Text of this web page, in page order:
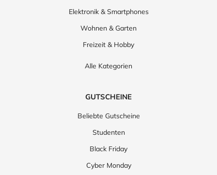
Elektronik & Smartphones
Wohnen & Garten
Freizeit & Hobby
Alle Kategorien
GUTSCHEINE
Beliebte Gutscheine
Studenten
Black Friday
Cyber Monday